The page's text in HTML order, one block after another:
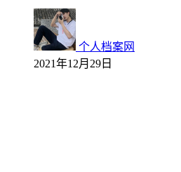
个人档案网
2021年12月29日